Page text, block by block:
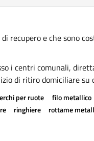
recupero e che sono
i centri comunali,
di ritiro domiciliare su
per ruote filo metallico
ringhiere rottame